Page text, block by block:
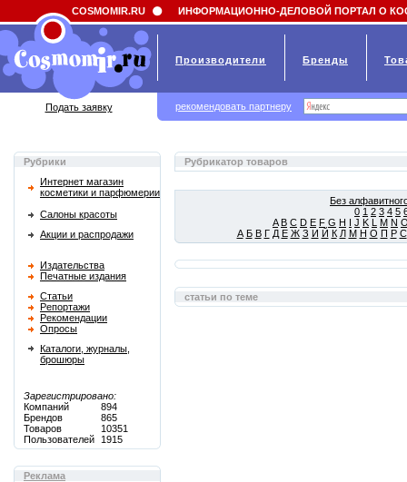
Field 'news_title' doesn't have a default value
Рубрики
Интернет магазин
косметики и парфюмерии
Салоны красоты
Акции и распродажи
Издательства
Печатные издания
Статьи
Репортажи
Рекомендации
Опросы
Каталоги, журналы,
брошюры
Зарегистрировано:
Компаний
894
Брендов
865
Товаров
10351
Пользователей
1915
Реклама
Рубрикатор товаров
Без
0 1 2 3 4 5
A B C D E F G H I J K L M N
А Б В Г Д Е Ж З И Й К Л М Н О П Р С
статьи по теме
COSMOMIR.RU ИНФОРМАЦИОННО-ДЕЛОВОЙ ПОРТАЛ О
Производители Бренды
Подать заявку рекомендовать партнеру